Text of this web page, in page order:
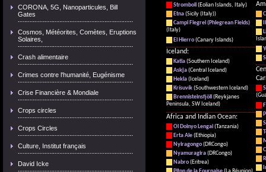
CORONA, 5G, Nanoparticules, Bill
Gates
Cosmos, Météorites, Comètes, Eruptions
Solaires,
Crash alimentaire
Crimes contre l'humanité, Eugénisme
Crise Financière & Mondiale
Crops circles
Crops Circles
Culture, Institut français
David Icke
Stromboli(Eolian Islands, Italy)
Etna(Sicily (Italy))
Campi Flegrei (Phlegrean Fields)
(Italy)
El Hierro(Canary Islands)
Iceland:
Katla(Southern Iceland)
Askja(Central Iceland)
Hekla(Iceland)
Krísuvík(Southwestern Iceland)
Brennisteinsfjöll(Reykjanes
Peninsula, SW Iceland)
Africa and Indian Ocean:
Ol Doinyo Lengai(Tanzania)
Erta Ale(Ethiopia)
Nyiragongo(DRCongo)
Nyamuragira(DRCongo)
Nabro(Eritrea)